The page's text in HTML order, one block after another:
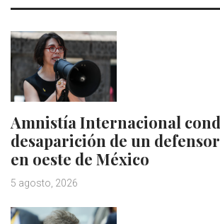
Amnistía Internacional
desaparición de un
en oeste de México
5 agosto, 2026